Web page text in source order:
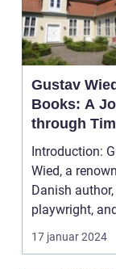
Gustav Wied
Books: A
through
Literature
Introduction: Gustav
Wied, a
Danish author,
playwright,
has left an
17 januar 2024